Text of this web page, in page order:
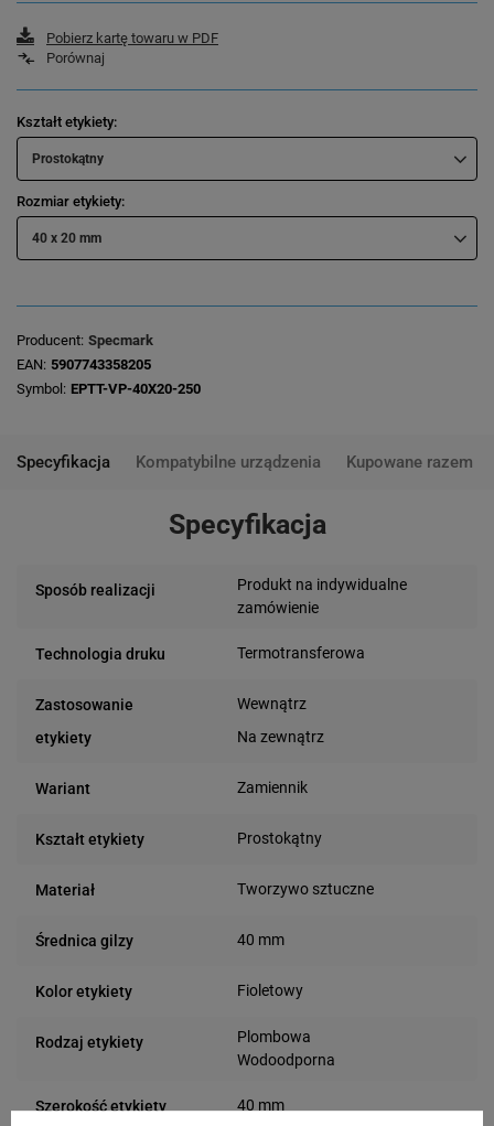
Pobierz kartę towaru w PDF
Porównaj
Kształt etykiety
Prostokątny
Rozmiar etykiety
40 x 20 mm
Producent Specmark
EAN 5907743358205
Symbol EPTT-VP-40X20-250
Specyfikacja Kompatybilne urządzenia Kupowane razem
Specyfikacja
Sposób realizacji
Produkt na indywidualne
zamówienie
Technologia druku Termotransferowa
Zastosowanie
etykiety
Wewnątrz
Na zewnątrz
Wariant Zamiennik
Kształt etykiety Prostokątny
Materiał Tworzywo sztuczne
Średnica gilzy 40 mm
Kolor etykiety Fioletowy
Rodzaj etykiety
Plombowa
Wodoodporna
Szerokość etykiety 40 mm